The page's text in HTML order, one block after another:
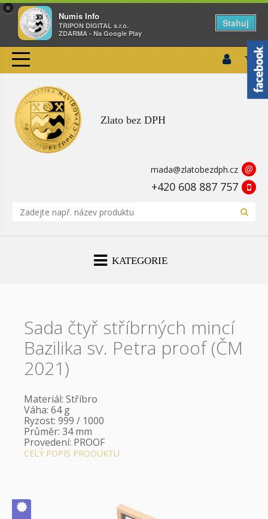
×
Numis Info
TRIPON DIGITAL s.r.o.
ZDARMA - Na Google Play
Stahuj
Zlato bez DPH
mada@zlatobezdph.cz @
+420 608 887 757
KATEGORIE
Sada čtyř stříbrných mincí
Bazilika sv. Petra proof (ČM
2021)
Materiál: Stříbro
Váha: 64 g
Ryzost: 999 / 1000
Průměr: 34 mm
Provedení: PROOF
CELÝ POPIS PRODUKTU
V ČM zcela